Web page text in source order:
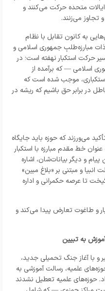
ایالات متحده حرکت می‌کنند و
می‌زنند.
به کانون تقابل با نظام
مبارزه‌طلبِ جمهوری اسلامی و
حرکت استکبار نهفته است؛ در
اسلامی — که برآمده از
موجب شده است که
در برابر حق باشیم که ریشه در
می‌ورزند که حوزه باید جایگاه
خط مقدم مبارزه با استکبار
و دیگر بیانات‌شان، اشاره
و مبتنی بر «بلاغ مبین»
تا عرصه حکمرانی و اداره
و طاغوت تعارض پیدا می‌کند و
به تبیین
و با آغاز جنگ تحمیلی جدید،
علمیه، رسالت آموزشی به
حوزه‌های علمیه تعطیل نشدند